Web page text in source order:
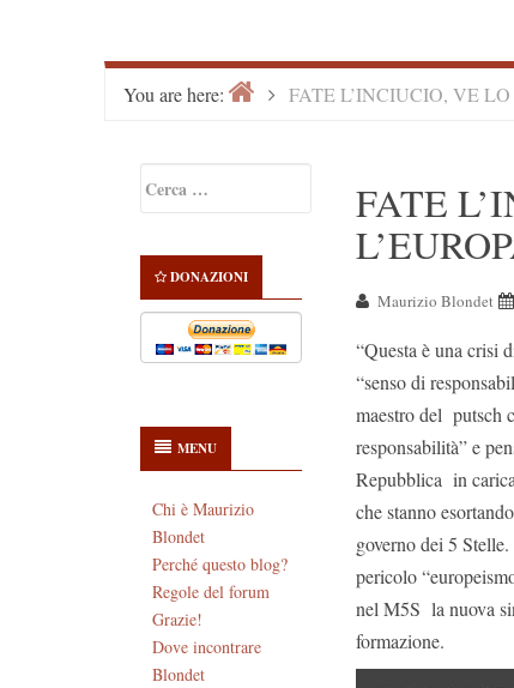
You are here: HomeFATE L’INCIUCIO, VE
Sidebar
per:
DONAZIONI
MENU
Chi è Maurizio
Blondet
Perché questo blog?
Regole del forum
Grazie!
Dove incontrare
Blondet
FATE
Maurizio Blondet
“Questa è una crisi
“senso di
maestro del putsch
responsabilità” e
Repubblica in
che stanno
governo dei 5
pericolo
nel M5S la nuova
formazione.